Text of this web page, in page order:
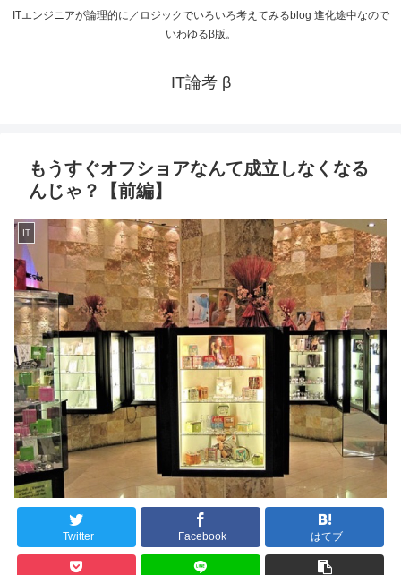
ITエンジニアが論理的に／ロジックでいろいろ考えてみるblog 進化途中なので
いわゆるβ版。
IT論考 β
もうすぐオフショアなんて成立しなくなる
んじゃ？【前編】
IT
Twitter Facebook はてブ